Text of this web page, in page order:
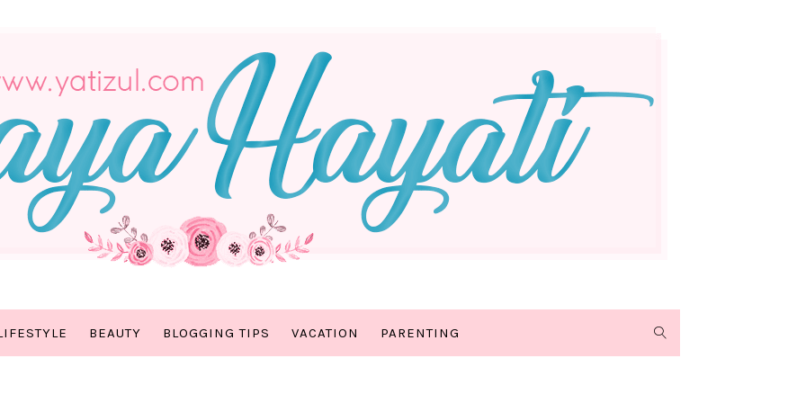
BEAUTY BLOGGING TIPS VACATION PARENTING